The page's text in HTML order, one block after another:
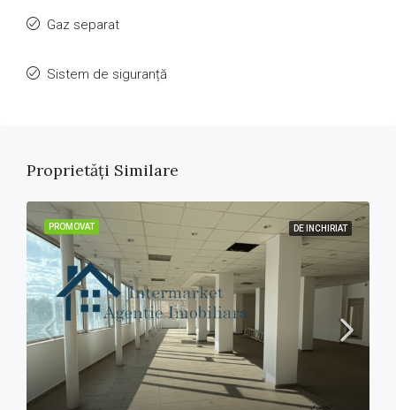
Gaz separat
Sistem de siguranță
Proprietăți Similare
PROMOVAT DE INCHIRIAT